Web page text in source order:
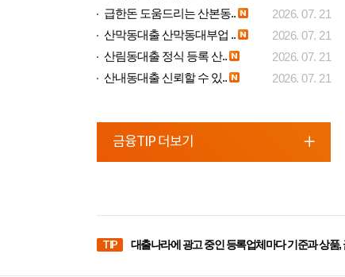
급한돈 도움드리는 산본동..
2026. 07. 21
산막동대출 산막동대부업 ..
2026. 07. 21
산림동대출 정식 등록 산..
2026. 07. 21
산내동대출 신뢰할 수 있..
2026. 07. 21
금융TIP 더보기
TIP 대출나라에 광고 중인 등록업체마다 기준과 상품